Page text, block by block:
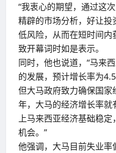
“我衷心的期望，通过这
精辟的市场分析，好让
低风险，从而在短时间
致开幕词时如是表示。
同时，他也说道，“马来
的发展，预计增长率为
但大马政府致力确保国
年，大马的经济增长率
上马来西亚经济基础稳
机会。”
他强调，大马目前失业